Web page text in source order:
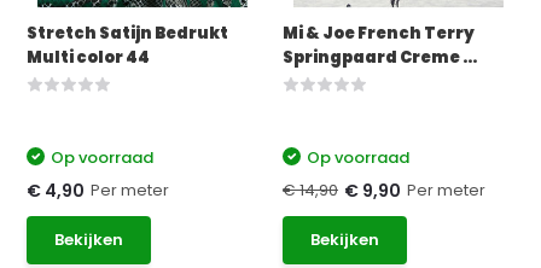
Stretch Satijn Bedrukt
Multi color 44
Op voorraad
€ 4,90 Per meter
Bekijken
Mi & Joe French Terry
Springpaard Creme ...
Op voorraad
€ 14,90 € 9,90 Per meter
Bekijken